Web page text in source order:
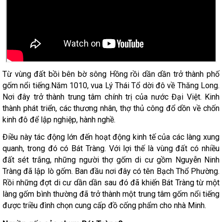
Từ vùng đất bồi bên bờ sông Hồng rồi dần dần trở thành phố
gốm nổi tiếng.Năm 1010, vua Lý Thái Tổ dời đô về Thăng Long.
Nơi đây trở thành trung tâm chính trị của nước Đại Việt. Kinh
thành phát triển, các thương nhân, thợ thủ công đổ dồn về chốn
kinh đô để lập nghiệp, hành nghề.
Điều này tác động lớn đến hoạt động kinh tế của các làng xung
quanh, trong đó có Bát Tràng. Với lợi thế là vùng đất có nhiều
đất sét trắng, những người thợ gốm di cư gồm Nguyễn Ninh
Tràng đã lập lò gốm. Ban đầu nơi đây có tên Bạch Thổ Phường.
Rồi những đợt di cư dần dần sau đó đã khiến Bát Tràng từ một
làng gốm bình thường đã trở thành một trung tâm gốm nổi tiếng
được triều đình chọn cung cấp đồ cống phẩm cho nhà Minh.